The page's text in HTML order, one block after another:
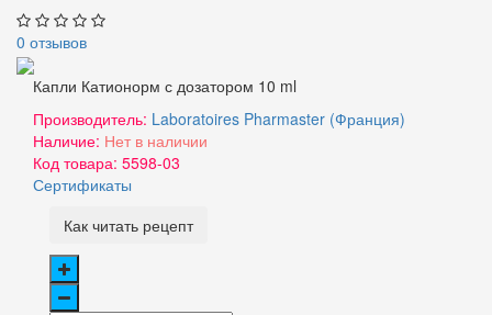
0 отзывов
Капли Катионорм с дозатором 10 ml
Производитель: Laboratoires Pharmaster (Франция)
Наличие: Нет в наличии
Код товара: 5598-03
Сертификаты
Как читать рецепт